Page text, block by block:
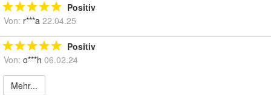
Positiv
Von: r***a 22.04.25
Positiv
Von: o***h 06.02.24
Mehr...